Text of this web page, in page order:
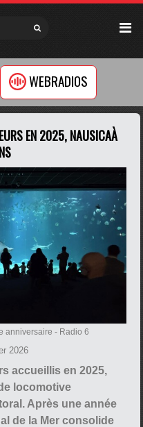
WEBRADIOS
EN 2025, NAUSICAÀ
anniversaire - Radio 6
2026
accueillis en 2025,
locomotive
Après une année
de la Mer consolide